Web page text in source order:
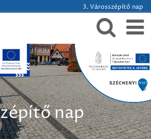
3. Városszépítő nap
nap